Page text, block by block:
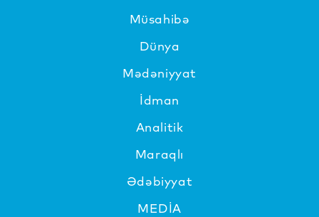
Müsahibə
Dünya
Mədəniyyat
İdman
Analitik
Maraqlı
Ədəbiyyat
MEDİA